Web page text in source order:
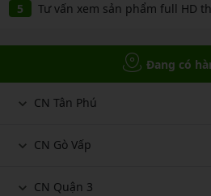
Tư vấn xem sản phẩm full HD
Đang có
CN Tân Phú
CN Gò Vấp
CN Quận 3